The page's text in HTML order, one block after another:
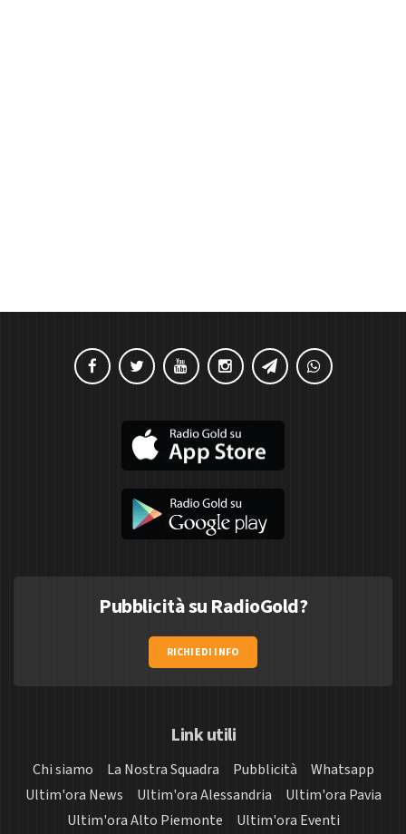
Pubblicità su RadioGold?
RICHIEDI INFO
Link utili
Chi siamo La Nostra Squadra Pubblicità
Whatsapp
Ultim'ora News
Ultim'ora Alessandria
Ultim'ora Pavia
Ultim'ora Alto Piemonte
Ultim'ora Eventi